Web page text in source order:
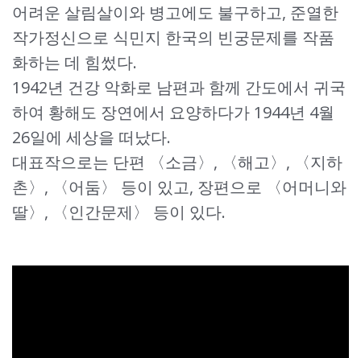
어려운 살림살이와 병고에도 불구하고, 준열한
작가정신으로 식민지 한국의 빈궁문제를 작품
화하는 데 힘썼다.
1942년 건강 악화로 남편과 함께 간도에서 귀국
하여 황해도 장연에서 요양하다가 1944년 4월
26일에 세상을 떠났다.
대표작으로는 단편 〈소금〉, 〈해고〉, 〈지하
촌〉, 〈어둠〉 등이 있고, 장편으로 〈어머니와
딸〉, 〈인간문제〉 등이 있다.